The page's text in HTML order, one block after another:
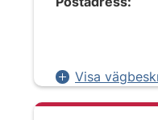
Visa